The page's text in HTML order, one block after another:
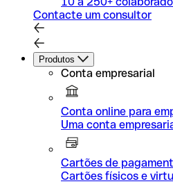
Contacte um consultor
Produtos
Conta empresarial
Conta online para
Uma conta
Cartões de
Cartões físicos e